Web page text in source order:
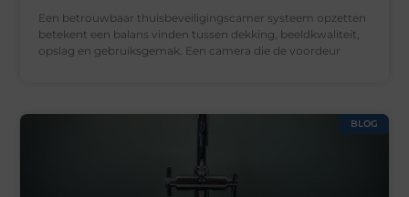
Een betrouwbaar thuisbeveiligingscamer systeem opzetten
betekent een balans vinden tussen dekking, beeldkwaliteit,
opslag en gebruiksgemak. Een camera die de voordeur
BLOG